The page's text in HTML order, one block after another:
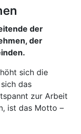
der
der
sich die
das
zur Arbeit
ist das Motto –